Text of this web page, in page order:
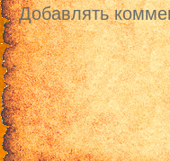
Добавлять